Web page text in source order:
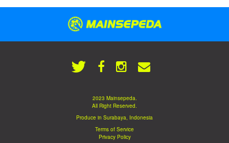
2023 Mainsepeda.
All Right Reserved.
Produce in Surabaya, Indonesia
Terms of Service
Privacy Policy